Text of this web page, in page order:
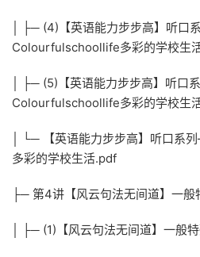
│ ├─ (4)【英语能力步步高】听
Colourfulschoollife多彩的学校生
│ ├─ (5)【英语能力步步高】听
Colourfulschoollife多彩的学校生
│ └─ 【英语能力步步高】听口
多彩的学校生活.pdf
├─ 第4讲【风云句法无间道】一般
│ ├─ (1)【风云句法无间道】一般